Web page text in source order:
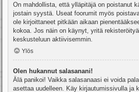
On mahdollista, että ylläpitäjä on poistanut
jostain syystä. Useat foorumit myös
ole kirjoittaneet pitkään aikaan
kokoa. Jos näin on käynyt, yritä
keskusteluun aktiivisemmin.
Ylös
Olen hukannut salasanani!
Älä panikoi! Vaikka salasanaasi ei voida
asettaa uudelleen. Käy kirjautumissivulla ja